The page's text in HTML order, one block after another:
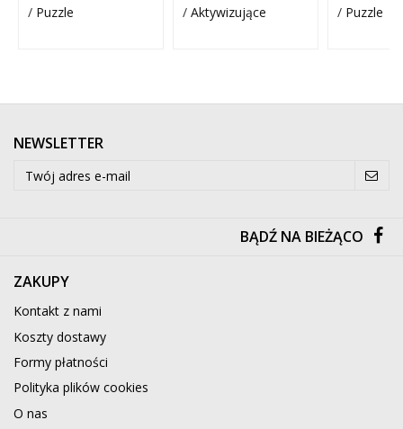
/ Puzzle / Aktywizujące / Puzzle
NEWSLETTER
BĄDŹ NA BIEŻĄCO
ZAKUPY
Kontakt z nami
Koszty dostawy
Formy płatności
Polityka plików cookies
O nas